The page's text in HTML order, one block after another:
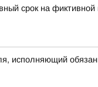
срок на фиктивной
исполняющий